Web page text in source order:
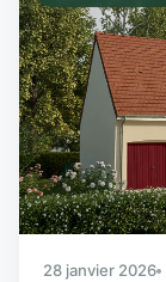
28 janvier 2026